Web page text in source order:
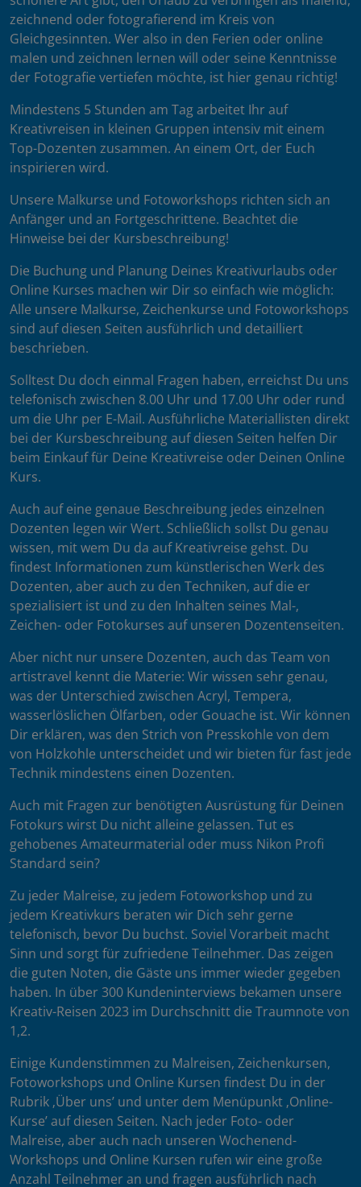
zeichnend oder fotografierend im Kreis von
Gleichgesinnten. Wer also in den Ferien oder online
malen und zeichnen lernen will oder seine Kenntnisse
der Fotografie vertiefen möchte, ist hier genau richtig!
Mindestens 5 Stunden am Tag arbeitet Ihr auf
Kreativreisen in kleinen Gruppen intensiv mit einem
Top-Dozenten zusammen. An einem Ort, der Euch
inspirieren wird.
Unsere Malkurse und Fotoworkshops richten sich an
Anfänger und an Fortgeschrittene. Beachtet die
Hinweise bei der Kursbeschreibung!
Die Buchung und Planung Deines Kreativurlaubs oder
Online Kurses machen wir Dir so einfach wie möglich:
Alle unsere Malkurse, Zeichenkurse und Fotoworkshops
sind auf diesen Seiten ausführlich und detailliert
beschrieben.
Solltest Du doch einmal Fragen haben, erreichst Du uns
telefonisch zwischen 8.00 Uhr und 17.00 Uhr oder rund
um die Uhr per E-Mail. Ausführliche Materiallisten direkt
bei der Kursbeschreibung auf diesen Seiten helfen Dir
beim Einkauf für Deine Kreativreise oder Deinen Online
Kurs.
Auch auf eine genaue Beschreibung jedes einzelnen
Dozenten legen wir Wert. Schließlich sollst Du genau
wissen, mit wem Du da auf Kreativreise gehst. Du
findest Informationen zum künstlerischen Werk des
Dozenten, aber auch zu den Techniken, auf die er
spezialisiert ist und zu den Inhalten seines Mal-,
Zeichen- oder Fotokurses auf unseren Dozentenseiten.
Aber nicht nur unsere Dozenten, auch das Team von
artistravel kennt die Materie: Wir wissen sehr genau,
was der Unterschied zwischen Acryl, Tempera,
wasserlöslichen Ölfarben, oder Gouache ist. Wir können
Dir erklären, was den Strich von Presskohle von dem
von Holzkohle unterscheidet und wir bieten für fast jede
Technik mindestens einen Dozenten.
Auch mit Fragen zur benötigten Ausrüstung für Deinen
Fotokurs wirst Du nicht alleine gelassen. Tut es
gehobenes Amateurmaterial oder muss Nikon Profi
Standard sein?
Zu jeder Malreise, zu jedem Fotoworkshop und zu
jedem Kreativkurs beraten wir Dich sehr gerne
telefonisch, bevor Du buchst. Soviel Vorarbeit macht
Sinn und sorgt für zufriedene Teilnehmer. Das zeigen
die guten Noten, die Gäste uns immer wieder gegeben
haben. In über 300 Kundeninterviews bekamen unsere
Kreativ-Reisen 2023 im Durchschnitt die Traumnote von
1,2.
Einige Kundenstimmen zu Malreisen, Zeichenkursen,
Fotoworkshops und Online Kursen findest Du in der
Rubrik ‚Über uns’ und unter dem Menüpunkt ‚Online-
Kurse’ auf diesen Seiten. Nach jeder Foto- oder
Malreise, aber auch nach unseren Wochenend-
Workshops und Online Kursen rufen wir eine große
Anzahl Teilnehmer an und fragen ausführlich nach